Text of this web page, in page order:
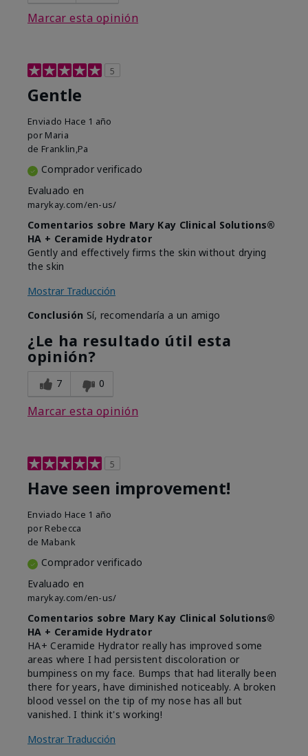
Marcar esta opinión
5
Gentle
Enviado Hace 1 año
por Maria
de Franklin,Pa
Comprador verificado
Evaluado en
marykay.com/en-us/
Comentarios sobre Mary Kay Clinical Solutions®
HA + Ceramide Hydrator
Gently and effectively firms the skin without drying
the skin
Mostrar Traducción
Conclusión Sí, recomendaría a un amigo
¿Le ha resultado útil esta
opinión?
7 0
Marcar esta opinión
5
Have seen improvement!
Enviado Hace 1 año
por Rebecca
de Mabank
Comprador verificado
Evaluado en
marykay.com/en-us/
Comentarios sobre Mary Kay Clinical Solutions®
HA + Ceramide Hydrator
HA+ Ceramide Hydrator really has improved some
areas where I had persistent discoloration or
bumpiness on my face. Bumps that had literally been
there for years, have diminished noticeably. A broken
blood vessel on the tip of my nose has all but
vanished. I think it's working!
Mostrar Traducción